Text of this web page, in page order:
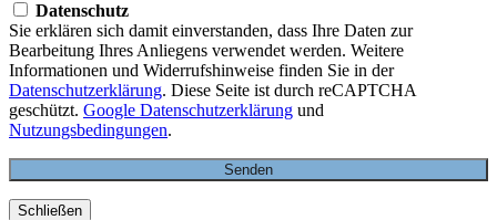
Datenschutz
Sie erklären sich damit einverstanden, dass Ihre Daten zur
Bearbeitung Ihres Anliegens verwendet werden. Weitere
Informationen und Widerrufshinweise finden Sie in der
Datenschutzerklärung. Diese Seite ist durch reCAPTCHA
geschützt. Google Datenschutzerklärung und
Nutzungsbedingungen.
Schließen